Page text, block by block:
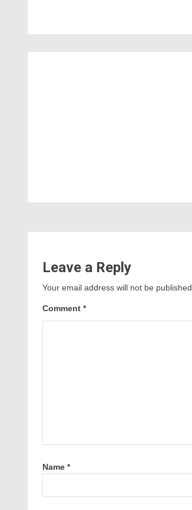
Leave a Reply
Your email address will not be published.
Comment *
Name *